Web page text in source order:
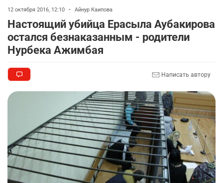
12 октября 2016, 12:10 • Айнур Каипова
Настоящий убийца Ерасыла Аубакирова
остался безнаказанным - родители
Нурбека Ажимбая
Написать автору